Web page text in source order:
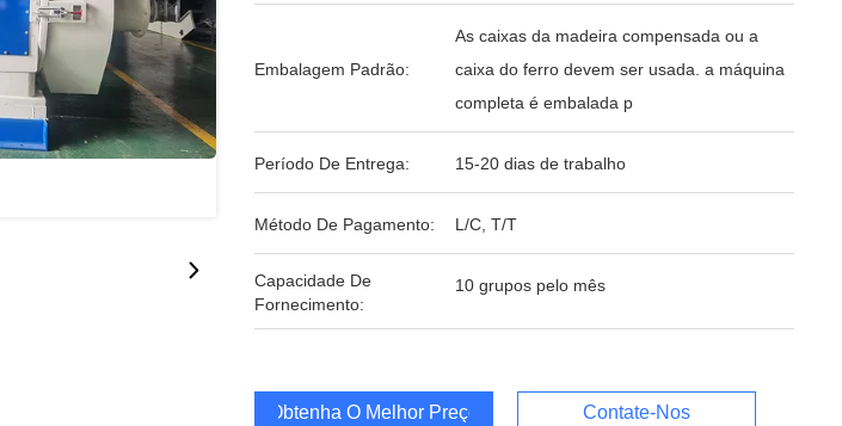
Embalagem Padrão:
As caixas da madeira compensada ou a
caixa do ferro devem ser usada. a máquina
completa é embalada p
Período De Entrega: 15-20 dias de trabalho
Método De Pagamento: L/C, T/T
Capacidade De
Fornecimento:
10 grupos pelo mês
Obtenha O Melhor Preço Contate-Nos